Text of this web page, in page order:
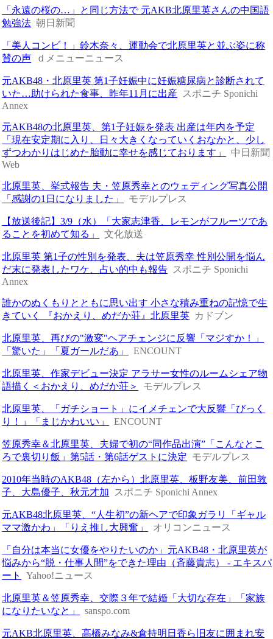
「永遠の桜の…」と同じ方法で 元AKB北原里英さんの中国語
勉強法 朝日新聞
「美人コンビ！」鈴木奈々、運動会で北原里英と並ぶ姿に称
賛の声
ｄメニューニュース
元AKB48・北原里英 第1子妊娠中に妊娠糖尿病と診断されて
いた…助けられた食事、昨年11月に出産 スポニチ Sponichi
Annex
元AKB48の北原里英、第1子妊娠を発表 出産は年内を予定
「現在安定期に入り、日々大きくなっていくおなかと、少し
ずつわかりはじめた胎動に幸せを感じております」
中日新聞
Web
北原里英、挙式報告 夫・笠原秀幸とのウェディング写真公開
「感謝の1日になりました」
モデルプレス
【放送後記】3/9（水）「大家志津香、レモンがフルーツであ
ることを初めて知る」
文化放送
北原里英 第1子の性別を発表、夫は笠原秀幸 性別公開を悩ん
だ末に発表したワケ、占い的中も報告 スポニチ Sponichi
Annex
誰かのぬくもりとともに思い出す 小さな積み重ねの記憶で生
きていく 『おかえり、めだか荘』北原里英 カドブン
北原里英、再びの"激変"ヘアチェンジに反響「マジすか！」
「驚いた」「夏ガールだあ」
ENCOUNT
北原里英、作家デビュー決定 アラサー女性のルームシェア物
語描く＜おかえり、めだか荘＞
モデルプレス
北原里英、「ガチショート」にイメチェンで大反響「びっく
り！」「まじかわいい」
ENCOUNT
笠原秀幸＆北原里英、夫婦で初の“同作品出演”「こんなとこ
ろで裏切り飯」第5話・第6話ゲストに決定 モデルプレス
2010年当時のAKB48（左から）北原里英、板野友美、前田敦
子、大島優子、秋元才加
スポニチ Sponichi Annex
元AKB48北原里英、“人生初”の新ヘアで印象ガラリ「ギャル
ママ激かわ」「りえ推し大興奮」
オリコンニュース
「自分は本当に女優をやりたいのか」元AKB48・北原里英が
悩みから“脱・仕事人間”をできた理由（斉藤貴志） - エキスパ
ート
Yahoo!ニュース
北原里英＆笠原秀幸、交際３年で結婚「大切な存在」「家族
になりたいなと」
sanspo.com
元AKB北原里英、高橋みなみ&倉持明日香ら旧友に囲まれ安